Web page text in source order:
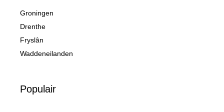
Groningen
Drenthe
Fryslân
Waddeneilanden
Populair